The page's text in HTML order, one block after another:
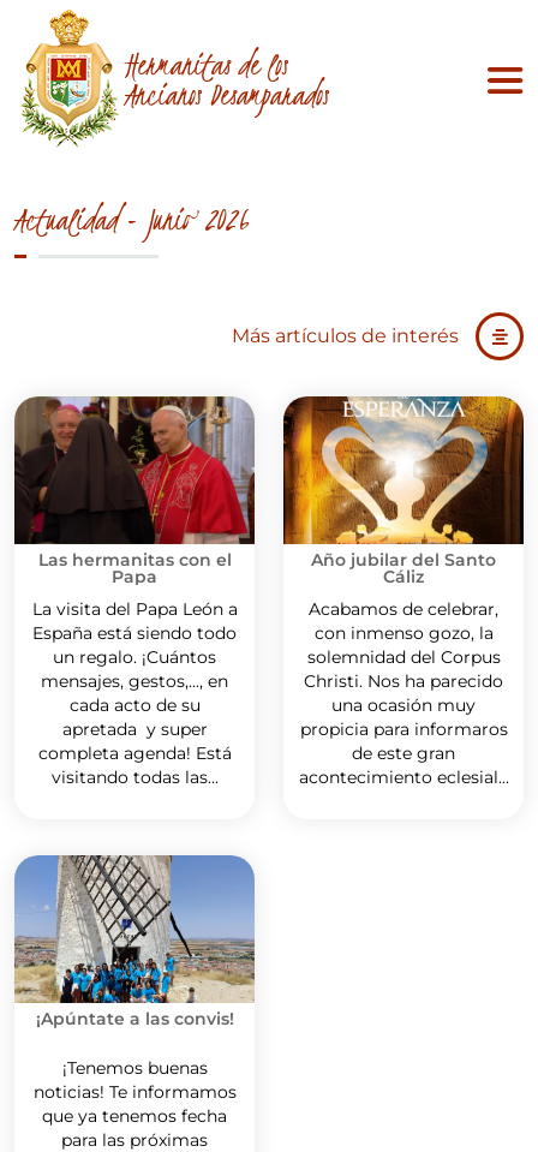
Hermanitas de los
Ancianos Desamparados
Actualidad - Junio 2026
Más artículos de interés
Las hermanitas con el
Papa
La visita del Papa León a
España está siendo todo
un regalo. ¡Cuántos
mensajes, gestos,..., en
cada acto de su
apretada y super
completa agenda! Está
visitando todas las...
Año jubilar del Santo
Cáliz
Acabamos de celebrar,
con inmenso gozo, la
solemnidad del Corpus
Christi. Nos ha parecido
una ocasión muy
propicia para informaros
de este gran
acontecimiento eclesial...
¡Apúntate a las convis!
¡Tenemos buenas
noticias! Te informamos
que ya tenemos fecha
para las próximas